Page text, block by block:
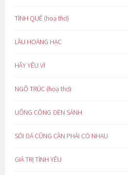
TÌNH QUÊ (hoạ thơ)
LẦU HOÀNG HẠC
HÃY YÊU VÌ
NGÕ TRÚC (hoạ thơ)
UỔNG CÔNG ĐÈN SÁNH
SỎI ĐÁ CŨNG CẦN PHẢI CÓ NHAU
GIÁ TRỊ TÌNH YÊU